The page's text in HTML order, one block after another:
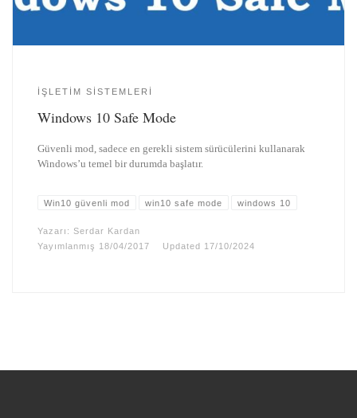
İŞLETIM SISTEMLERI
Windows 10 Safe Mode
Güvenli mod, sadece en gerekli sistem sürücülerini kullanarak
Windows’u temel bir durumda başlatır.
Win10 güvenli mod win10 safe mode windows 10
Yazarı:Serdar Kardan
Yayımlanmış 18/04/2017 Updated 17/10/2024